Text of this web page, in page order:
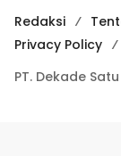
Redaksi
Privacy Policy
PT. Dekade